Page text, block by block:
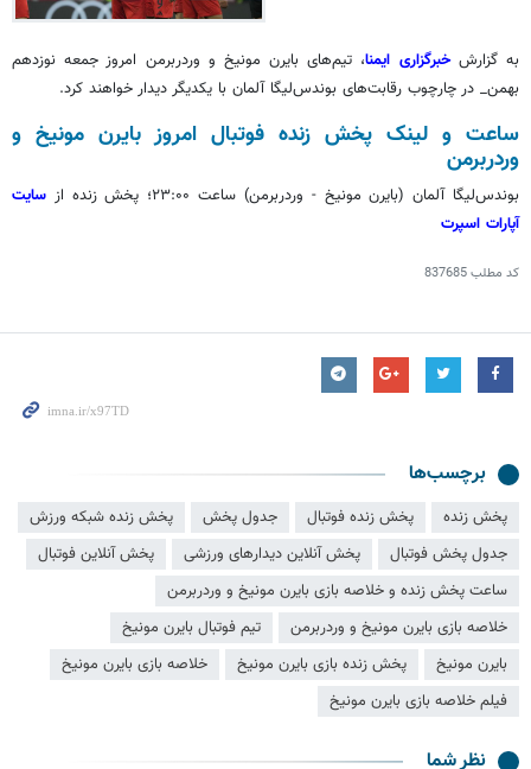
به گزارش خبرگزاری ایمنا، تیم‌های بایرن مونیخ و وردربرمن امروز جمعه نوزدهم
بهمن_ در چارچوب رقابت‌های بوندس‌لیگا آلمان با یکدیگر دیدار خواهند کرد.
ساعت و لینک پخش زنده فوتبال امروز بایرن مونیخ و
وردربرمن
بوندس‌لیگا آلمان (بایرن مونیخ - وردربرمن) ساعت ۲۳:۰۰؛ پخش زنده از
سایت
آپارات اسپرت
کد مطلب837685
برچسب‌ها
پخش زنده پخش زنده فوتبال جدول پخش
پخش زنده شبکه ورزش
جدول پخش فوتبال
پخش آنلاین دیدارهای ورزشی
پخش آنلاین فوتبال
ساعت پخش زنده و خلاصه بازی بایرن مونیخ و وردربرمن‌
خلاصه بازی بایرن مونیخ و وردربرمن
تیم فوتبال بایرن مونیخ
بایرن مونیخ
پخش زنده بازی بایرن مونیخ
خلاصه بازی بایرن مونیخ
فیلم خلاصه بازی بایرن مونیخ
نظر شما